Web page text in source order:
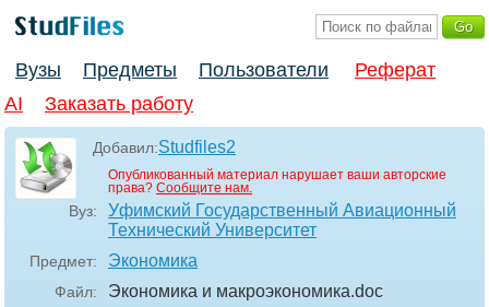
Вузы Предметы Пользователи
Реферат
AI
Заказать работу
Добавил:Studfiles2
Опубликованный материал нарушает ваши авторские
права? Сообщите нам.
Вуз:
Уфимский Государственный Авиационный
Технический Университет
Предмет: Экономика
Файл: Экономика и макроэкономика.doc